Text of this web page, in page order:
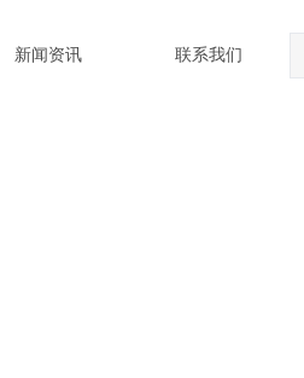
新闻资讯 联系我们